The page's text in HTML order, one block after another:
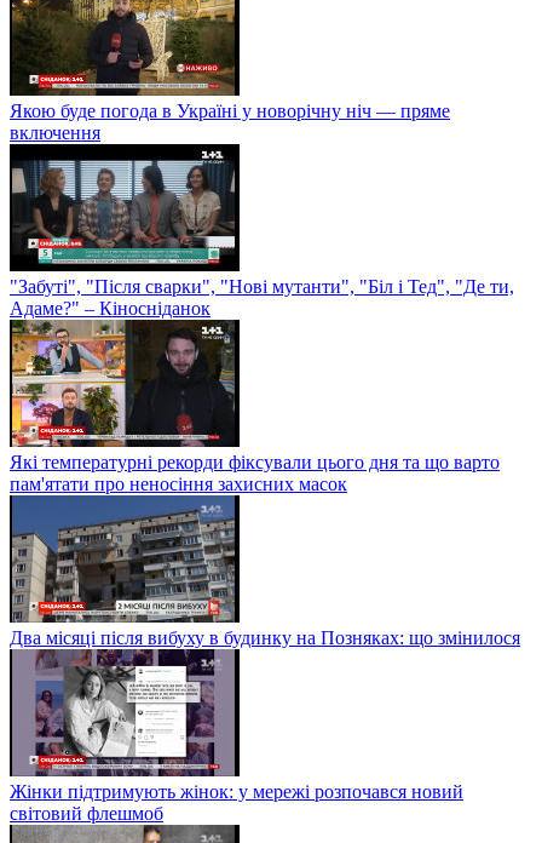
Якою буде погода в Україні у новорічну ніч — пряме
включення
"Забуті", "Після сварки", "Нові мутанти", "Біл і Тед", "Де ти,
Адаме?" – Кіносніданок
Які температурні рекорди фіксували цього дня та що варто
пам'ятати про неносіння захисних масок
Два місяці після вибуху в будинку на Позняках: що змінилося
Жінки підтримують жінок: у мережі розпочався новий
світовий флешмоб